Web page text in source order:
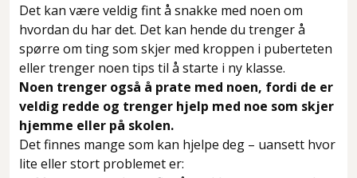
Det kan være veldig fint å snakke med noen om
hvordan du har det. Det kan hende du trenger å
spørre om ting som skjer med kroppen i puberteten
eller trenger noen tips til å starte i ny klasse.
Noen trenger også å prate med noen, fordi de er
veldig redde og trenger hjelp med noe som skjer
hjemme eller på skolen.
Det finnes mange som kan hjelpe deg – uansett hvor
lite eller stort problemet er: